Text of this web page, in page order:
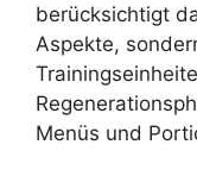
berücksichtigt
Aspekte,
Menüs und